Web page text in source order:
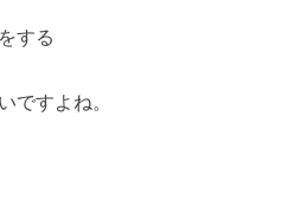
する
ですよね。